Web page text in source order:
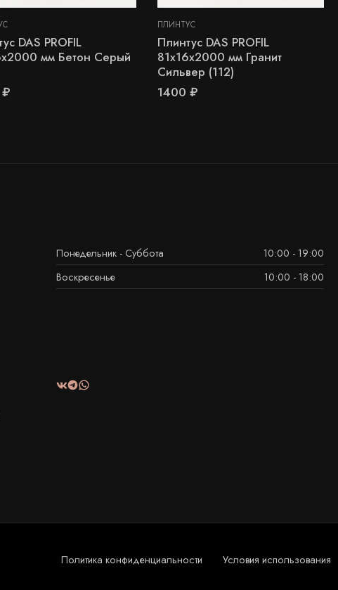
DAS PROFIL
мм Бетон Серый
₽
ПЛИНТУС
Плинтус DAS PROFIL
81х16х2000 мм Гранит
Сильвер (112)
1400₽
Понедельник - Суббота
10:00 - 19:00
Воскресенье
10:00 - 18:00
Политика конфиденциальности Условия использования